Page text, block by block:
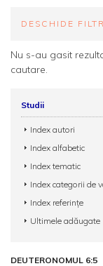
DESCHIDE
Nu s-au gasit
cautare.
Studii
Index autori
Index alfabetic
Index tematic
Index categorii de
Index referințe
Ultimele adăugate
DEUTERONOMUL 6:5